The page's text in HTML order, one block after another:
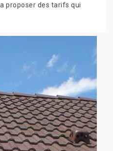
proposer des tarifs qui